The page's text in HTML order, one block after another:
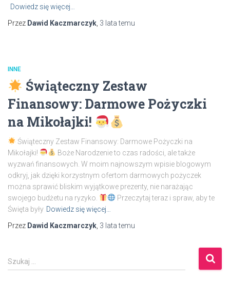
Dowiedz się więcej…
Przez Dawid Kaczmarczyk 3 latatemu
INNE
Świąteczny Zestaw
Finansowy: Darmowe Pożyczki
na Mikołajki!
Świąteczny Zestaw Finansowy: Darmowe Pożyczki na
Mikołajki!
Boże Narodzenie to czas radości, ale także
wyzwań finansowych. W moim najnowszym wpisie blogowym
odkryj, jak dzięki korzystnym ofertom darmowych pożyczek
można sprawić bliskim wyjątkowe prezenty, nie narażając
swojego budżetu na ryzyko.
Przeczytaj teraz i spraw, aby te
Święta były Dowiedz się więcej…
Przez Dawid Kaczmarczyk 3 latatemu
S
z
Szukaj …